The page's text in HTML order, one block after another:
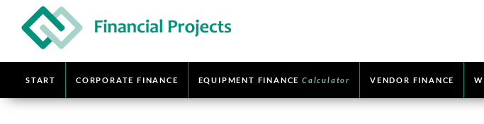
START CORPORATE FINANCE EQUIPMENT FINANCECalculator VENDOR FINANCE